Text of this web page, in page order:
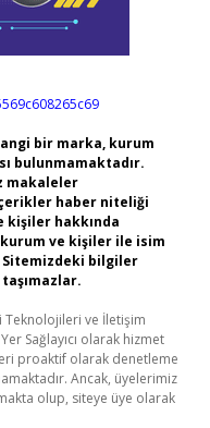
bir marka, kurum
bulunmamaktadır.
makaleler
haber niteliği
kişiler hakkında
kurum ve kişiler ile isim
bilgiler
Teknolojileri ve İletişim
Sağlayıcı olarak hizmet
proaktif olarak denetleme
Ancak, üyelerimiz
olup, siteye üye olarak